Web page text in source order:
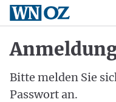
Bitte melden Sie
Passwort an.